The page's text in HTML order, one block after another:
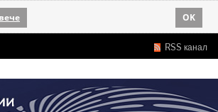
OK
RSS канал